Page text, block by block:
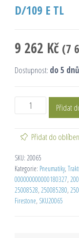
D/109 E TL
9 262 Kč (7
Dostupnost: do 5 dnů
Přidat
Přidat do
SKU: 20065
Kategorie: Pneumatiky,
000000000000180327,
25008528, 250085280,
Firestone, SKU20065